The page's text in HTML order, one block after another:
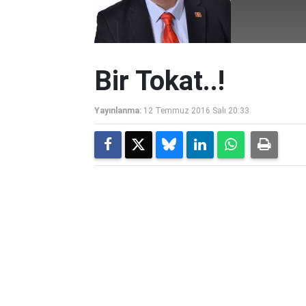
Bir Tokat..!
Yayınlanma: 12 Temmuz 2016 Salı 20:33